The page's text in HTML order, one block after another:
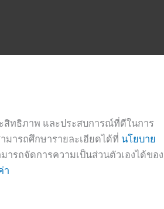
สิทธิภาพ และประสบการณ์ที่ดีในการ
ารถศึกษารายละเอียดได้ที่ นโยบาย
ารถจัดการความเป็นส่วนตัวเองได้ของ
า